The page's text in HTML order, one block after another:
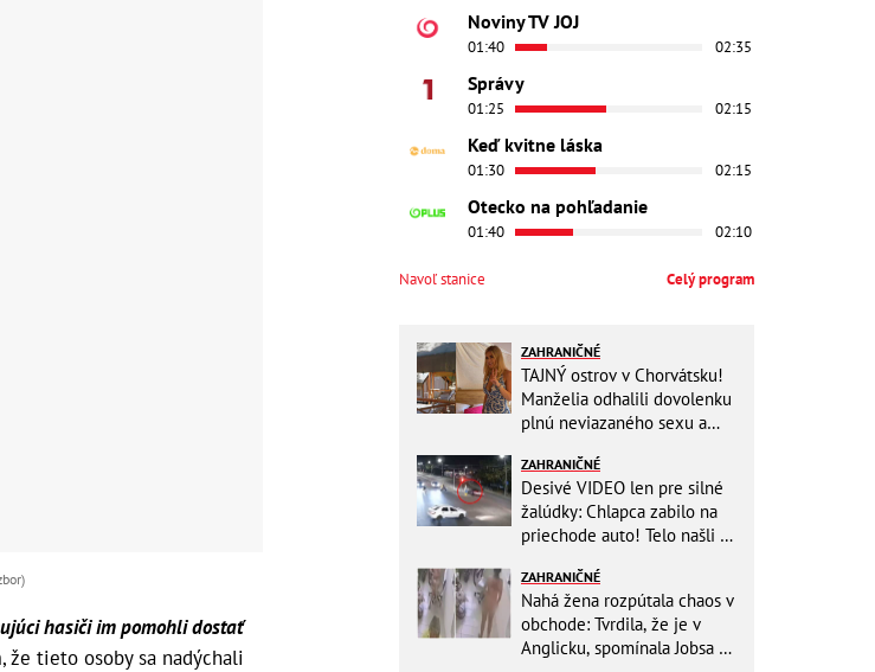
hasiči im pomohli dostať
že tieto osoby sa nadýchali
Noviny TV JOJ
01:40 02:35
Správy
01:25 02:15
Keď kvitne láska
01:30 02:15
Otecko na pohľadanie
01:40 02:10
Navoľ stanice Celý program
ZAHRANIČNÉ
TAJNÝ ostrov v Chorvátsku!
Manželia odhalili dovolenku
plnú neviazaného sexu a
ZAHRANIČNÉ
Desivé VIDEO len pre silné
žalúdky: Chlapca zabilo na
priechode auto! Telo našli o
ZAHRANIČNÉ
Nahá žena rozpútala chaos v
obchode: Tvrdila, že je v
Anglicku, spomínala Jobsa aj